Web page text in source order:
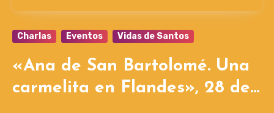
Charlas Eventos Vidas de Santos
«Ana de San Bartolomé. Una
carmelita en Flandes», 28 de